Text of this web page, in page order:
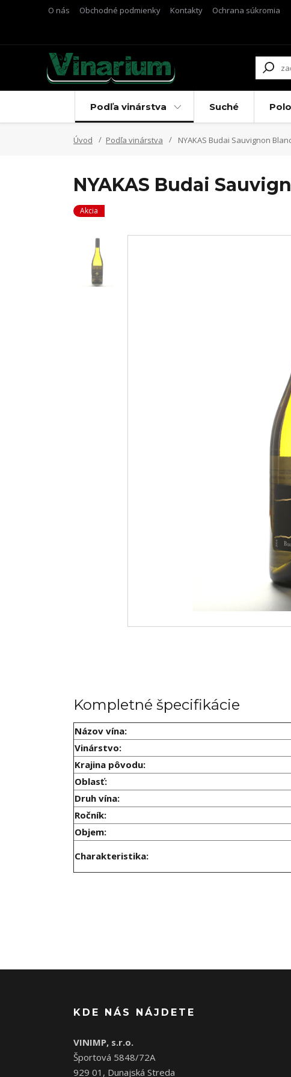
O nás Obchodné podmienky Kontakty Ochrana súkromia
Podľa vinárstva Suché
Úvod Podľa vinárstva NYAKAS Budai Sauvignon
NYAKAS Budai
Akcia
Kompletné špecifikácie
Názov vína:
Vinárstvo:
Krajina pôvodu:
Oblasť:
Druh vína:
Ročník:
Objem:
Charakteristika:
KDE NÁS NÁJDETE
VINIMP, s.r.o.
Športová 5848/72A
929 01, Dunajská Streda